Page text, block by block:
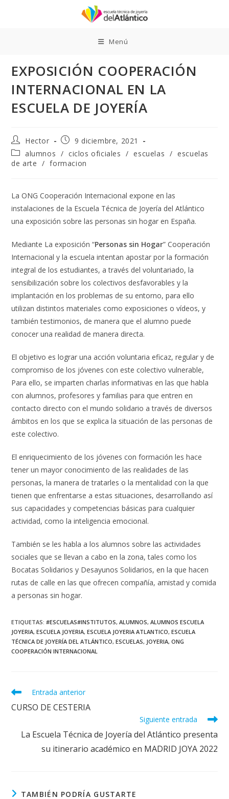
Menú
EXPOSICIÓN COOPERACIÓN
INTERNACIONAL EN LA
ESCUELA DE JOYERÍA
Autor
de
la
entrada:
Hector
Publicación
de
la
entrada:
9 diciembre, 2021
Categoría
de
alumnos / ciclos oficiales / escuelas / escuelas
de arte / formacion
La ONG Cooperación Internacional expone en las
instalaciones de la Escuela Técnica de Joyería del Atlántico
una exposición sobre las personas sin hogar en España.
Mediante La exposición “Personas sin Hogar” Cooperación
Internacional y la escuela intentan apostar por la formación
integral de los estudiantes, a través del voluntariado, la
sensibilización sobre los colectivos desfavorables y la
implantación en los problemas de su entorno, para ello
utilizan distintos materiales como exposiciones o vídeos, y
también testimonios, de manera que el alumno puede
conocer una realidad de manera directa.
El objetivo es lograr una acción voluntaria eficaz, regular y de
compromiso de los jóvenes con este colectivo vulnerable,
Para ello, se imparten charlas informativas en las que habla
con alumnos, profesores y familias para que entren en
contacto directo con el mundo solidario a través de diversos
ámbitos en los que se explica la situación de las personas de
este colectivo.
El enriquecimiento de los jóvenes con formación les hace
tener un mayor conocimiento de las realidades de las
personas, la manera de tratarles o la mentalidad con la que
tienen que enfrentarse a estas situaciones, desarrollando así
sus capacidades y competencias básicas para cualquier
actividad, como la inteligencia emocional.
También se les habla a los alumnos sobre las actividades
sociales que se llevan a cabo en la zona, tales como los
Bocatas Solidarios y Desayunos Solidarios, en la que hacen
rutas de calle en las que ofrecen compañía, amistad y comida
a personas sin hogar.
ETIQUETAS:#ESCUELAS#INSTITUTOS, ALUMNOS, ALUMNOS ESCUELA
JOYERIA, ESCUELA JOYERIA, ESCUELA JOYERIA ATLANTICO, ESCUELA
TÉCNICA DE JOYERÍA DEL ATLÁNTICO, ESCUELAS, JOYERIA, ONG
COOPERACIÓN INTERNACIONAL
Leer
artículos
Entrada anterior
CURSO DE CESTERIA
Siguiente entrada
La Escuela Técnica de Joyería del Atlántico presenta
su itinerario académico en MADRID JOYA 2022
TAMBIÉN PODRÍA GUSTARTE